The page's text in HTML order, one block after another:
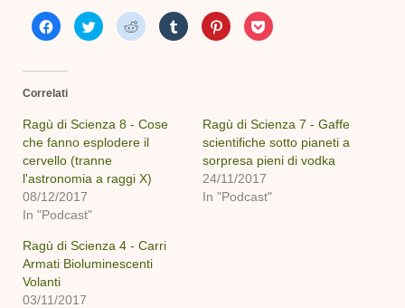
Fai
clic
(Si
apre
una
nuova
finestra)
Fai
clic
in
una
nuova
finestra)
Fai
clic
in
una
nuova
Fai
clic
nuova
Fai
clic
in
una
nuova
finestra)
Fai
clic
in
una
nuova
finestra)
Correlati
Ragù di Scienza 8 - Cose
che fanno esplodere il
cervello (tranne
l'astronomia a raggi X)
08/12/2017
In "Podcast"
Ragù di Scienza 7 - Gaffe
scientifiche sotto pianeti a
sorpresa pieni di vodka
24/11/2017
In "Podcast"
Ragù di Scienza 4 - Carri
Armati Bioluminescenti
Volanti
03/11/2017